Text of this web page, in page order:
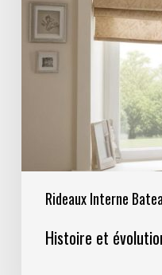
Rideaux Interne
Histoire et